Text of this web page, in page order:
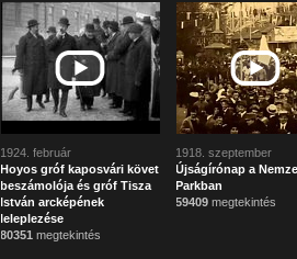
1924. február
Hoyos gróf kaposvári követ
beszámolója és gróf Tisza
István arcképének
leleplezése
80351 megtekintés
1918. szeptember
Újságírónap a
Parkban
59409 megtekintés